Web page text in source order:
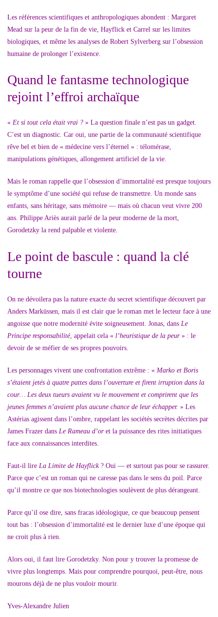
Les références scientifiques et anthropologiques abondent : Margaret
Mead sur la peur de la fin de vie, Hayflick et Carrel sur les limites
biologiques, et même les analyses de Robert Sylverberg sur l’obsession
humaine de prolonger l’existence.
Quand le fantasme technologique
rejoint l’effroi archaïque
« Et si tout cela était vrai ? » La question finale n’est pas un gadget.
C’est un diagnostic. Car oui, une partie de la communauté scientifique
rêve bel et bien de « médecine vers l’éternel » : télomérase,
manipulations génétiques, allongement artificiel de la vie.
Mais le roman rappelle que l’obsession d’immortalité est presque toujours
le symptôme d’une société qui refuse de transmettre. Un monde sans
enfants, sans héritage, sans mémoire — mais où chacun veut vivre 200
ans. Philippe Ariès aurait parlé de la peur moderne de la mort,
Gorodetzky la rend palpable et violente.
Le point de bascule : quand la clé
tourne
On ne dévoilera pas la nature exacte du secret scientifique découvert par
Anders Marküssen, mais il est clair que le roman met le lecteur face à une
angoisse que notre modernité évite soigneusement. Jonas, dans Le
Principe responsabilité, appelait cela « l’heuristique de la peur» : le
devoir de se méfier de ses propres pouvoirs.
Les personnages vivent une confrontation extrême : « Marko et Boris
s’étaient jetés à quatre pattes dans l’ouverture et firent irruption dans la
cour… Les deux tueurs avaient vu le mouvement et comprirent que les
jeunes femmes n’avaient plus aucune chance de leur échapper. » Les
Astérias agissent dans l’ombre, rappelant les sociétés secrètes décrites par
James Frazer dans Le Rameau d’oret la puissance des rites initiatiques
face aux connaissances interdites.
Faut-il lire La Limite de Hayflick? Oui — et surtout pas pour se rassurer.
Parce que c’est un roman qui ne caresse pas dans le sens du poil. Parce
qu’il montre ce que nos biotechnologies soulèvent de plus dérangeant.
Parce qu’il ose dire, sans fracas idéologique, ce que beaucoup pensent
tout bas : l’obsession d’immortalité est le dernier luxe d’une époque qui
ne croit plus à rien.
Alors oui, il faut lire Gorodetzky. Non pour y trouver la promesse de
vivre plus longtemps. Mais pour comprendre pourquoi, peut-être, nous
mourons déjà de ne plus vouloir mourir.
Yves-Alexandre Julien